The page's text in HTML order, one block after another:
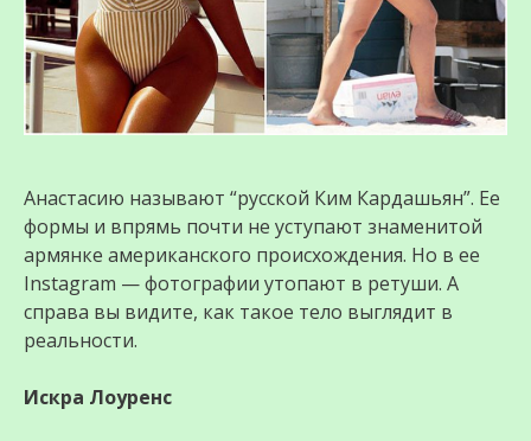
Анастасию называют “русской Ким Кардашьян”. Ее
формы и впрямь почти не уступают знаменитой
армянке американского происхождения. Но в ее
Instagram — фотографии утопают в ретуши. А
справа вы видите, как такое тело выглядит в
реальности.
Искра Лоуренс